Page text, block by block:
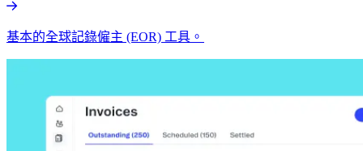
基本的全球記錄僱主 (EOR) 工具。​​